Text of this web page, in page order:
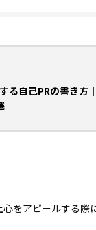
る自己PRの書き方
をアピールする際